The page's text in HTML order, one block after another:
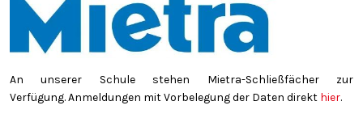
An unserer Schule stehen Mietra-Schließfächer zur
Verfügung. Anmeldungen mit Vorbelegung der Daten direkt hier.